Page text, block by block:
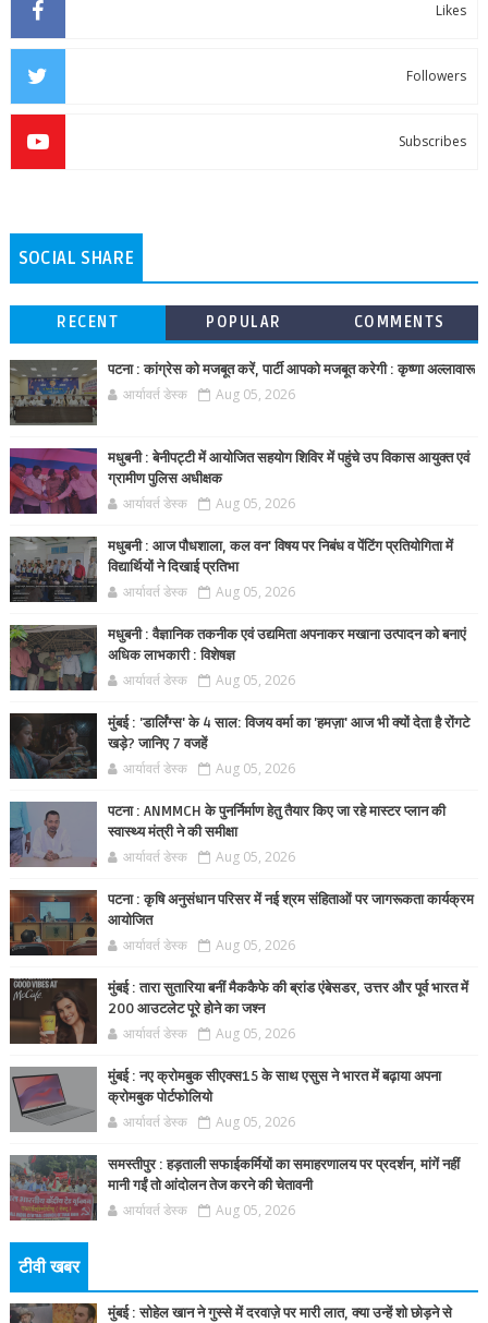
Likes
Followers
Subscribes
SOCIAL SHARE
RECENT POPULAR COMMENTS
पटना : कांग्रेस को मजबूत करें, पार्टी आपको मजबूत करेगी : कृष्णा अल्लावारू
आर्यावर्त डेस्क Aug 05, 2026
मधुबनी : बेनीपट्टी में आयोजित सहयोग शिविर में पहुंचे उप विकास आयुक्त एवं
ग्रामीण पुलिस अधीक्षक
आर्यावर्त डेस्क Aug 05, 2026
मधुबनी : आज पौधशाला, कल वन' विषय पर निबंध व पेंटिंग प्रतियोगिता में
विद्यार्थियों ने दिखाई प्रतिभा
आर्यावर्त डेस्क Aug 05, 2026
मधुबनी : वैज्ञानिक तकनीक एवं उद्यमिता अपनाकर मखाना उत्पादन को बनाएं
अधिक लाभकारी : विशेषज्ञ
आर्यावर्त डेस्क Aug 05, 2026
मुंबई : 'डार्लिंग्स' के 4 साल: विजय वर्मा का 'हमज़ा' आज भी क्यों देता है रोंगटे
खड़े? जानिए 7 वजहें
आर्यावर्त डेस्क Aug 05, 2026
पटना : ANMMCH के पुनर्निर्माण हेतु तैयार किए जा रहे मास्टर प्लान की
स्वास्थ्य मंत्री ने की समीक्षा
आर्यावर्त डेस्क Aug 05, 2026
पटना : कृषि अनुसंधान परिसर में नई श्रम संहिताओं पर जागरूकता कार्यक्रम
आयोजित
आर्यावर्त डेस्क Aug 05, 2026
मुंबई : तारा सुतारिया बनीं मैककैफे की ब्रांड एंबेसडर, उत्तर और पूर्व भारत में
200 आउटलेट पूरे होने का जश्न
आर्यावर्त डेस्क Aug 05, 2026
मुंबई : नए क्रोमबुक सीएक्स15 के साथ एसुस ने भारत में बढ़ाया अपना
क्रोमबुक पोर्टफोलियो
आर्यावर्त डेस्क Aug 05, 2026
समस्तीपुर : हड़ताली सफाईकर्मियों का समाहरणालय पर प्रदर्शन, मांगें नहीं
मानी गईं तो आंदोलन तेज करने की चेतावनी
आर्यावर्त डेस्क Aug 05, 2026
टीवी खबर
मुंबई : सोहेल खान ने गुस्से में दरवाज़े पर मारी लात, क्या उन्हें शो छोड़ने से